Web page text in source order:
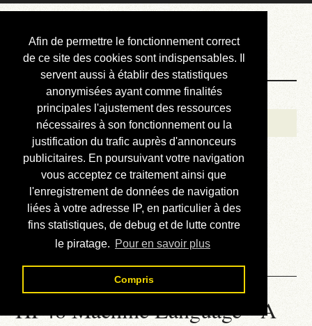
Afin de permettre le fonctionnement correct
de ce site des cookies sont indispensables. Il
servent aussi à établir des statistiques
anonymisées ayant comme finalités
principales l'ajustement des ressources
nécessaires à son fonctionnement ou la
justification du trafic auprès d'annonceurs
publicitaires. En poursuivant votre navigation
vous acceptez ce traitement ainsi que
l'enregistrement de données de navigation
liées à votre adresse IP, en particulier à des
fins statistiques, de debug et de lutte contre
le piratage. Pour en savoir plus
Compris
Courbis, « LE »
Blog Officiel
Bienvenue
Réalisations
Divers (et d’été)
Annonces
Liens externes
Téléchargement
Contact
HP48 Machine Language - A